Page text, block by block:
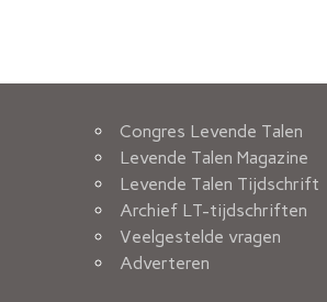
Congres Levende Talen
Levende Talen Magazine
Levende Talen Tijdschrift
Archief LT-tijdschriften
Veelgestelde vragen
Adverteren